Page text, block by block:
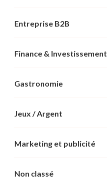
Entreprise B2B
Finance & Investissement
Gastronomie
Jeux / Argent
Marketing et publicité
Non classé